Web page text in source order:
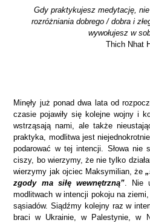
Gdy praktykujesz medytację,
rozróżniania dobrego / dobra i
wywołujesz w
Thich Nhat
Minęły już ponad dwa lata od
czasie pojawiły się kolejne wojny i
wstrząsają nami, ale także
praktyka, modlitwa jest
podarować w tej intencji. Słowa nie
ciszy, bo wierzymy, że nie tylko
wierzymy jak ojciec Maksymilian, że
zgody ma siłę wewnętrzną”. Nie
modlitwach w intencji pokoju na
sąsiadów. Siądźmy kolejny raz w
braci w Ukrainie, w Palestynie, w